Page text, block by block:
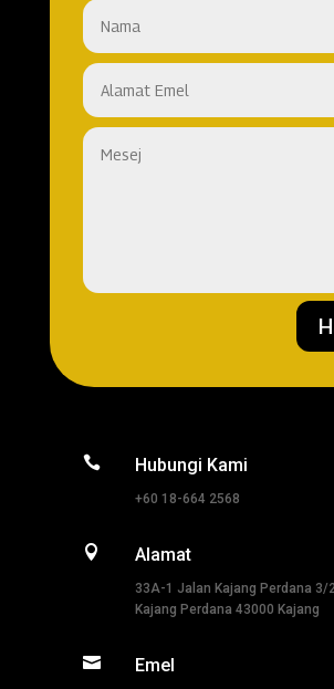
 Hubungi Kami
+60 18-664 2568
 Alamat
33A-1 Jalan Kajang Perdana 3/2
Kajang Perdana 43000 Kajang
 Emel